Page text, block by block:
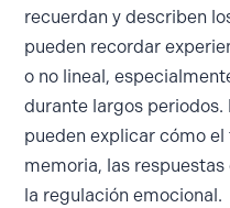
recuerdan y describen
pueden recordar
o no lineal,
durante largos
pueden explicar cómo
memoria, las
la regulación emocional.